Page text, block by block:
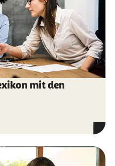
mit den